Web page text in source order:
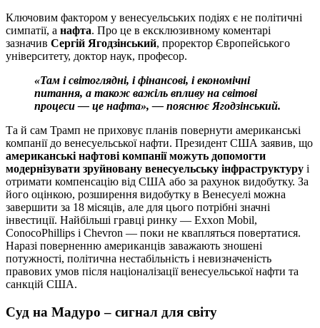
Ключовим фактором у венесуельських подіях є не політичні
симпатії, а нафта. Про це в ексклюзивному коментарі
зазначив Сергій Ягодзінський, проректор Європейського
університету, доктор наук, професор.
«Там і світоглядні, і фінансові, і економічні
питання, а також важіль впливу на світові
процеси — це нафта», — пояснює Ягодзінський.
Та й сам Трамп не приховує планів повернути американські
компанії до венесуельської нафти. Президент США заявив, що
американські нафтові компанії можуть допомогти
модернізувати зруйновану венесуельську інфраструктуру і
отримати компенсацію від США або за рахунок видобутку. За
його оцінкою, розширення видобутку в Венесуелі можна
завершити за 18 місяців, але для цього потрібні значні
інвестиції. Найбільші гравці ринку — Exxon Mobil,
ConocoPhillips і Chevron — поки не квапляться повертатися.
Наразі поверненню американців заважають зношені
потужності, політична нестабільність і невизначеність
правових умов після націоналізації венесуельської нафти та
санкцій США.
Суд на Мадуро – сигнал для світу